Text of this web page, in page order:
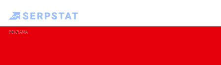
РЕКЛАМА